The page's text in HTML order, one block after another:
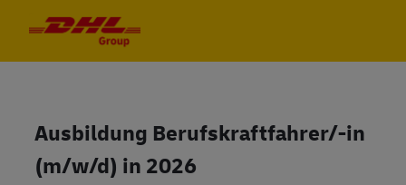
Ausbildung Berufskraftfahrer/-in
(m/w/d) in 2026